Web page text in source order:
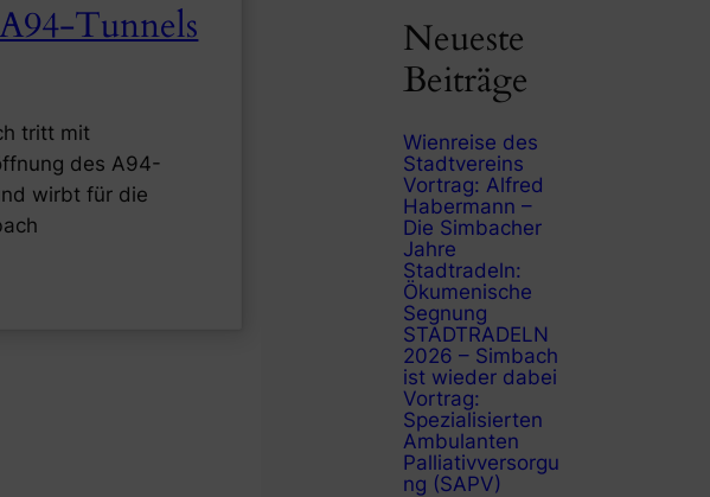
Tunnels
tritt mit
des A94-
wirbt für die
Neueste
Beiträge
Wienreise des
Stadtvereins
Vortrag: Alfred
Habermann –
Die Simbacher
Jahre
Stadtradeln:
Ökumenische
Segnung
STADTRADELN
2026 – Simbach
ist wieder dabei
Vortrag:
Spezialisierten
Ambulanten
Palliativversorgu
ng (SAPV)